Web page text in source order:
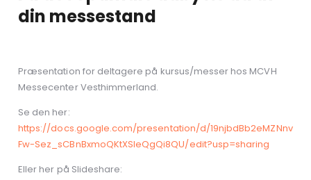
din messestand
Præsentation for deltagere på kursus/messer hos MCVH
Messecenter Vesthimmerland.
Se den her:
https://docs.google.com/presentation/d/19njbdBb2eMZNnv
Fw-Sez_sCBnBxmoQKtXSleQgQi8QU/edit?usp=sharing
Eller her på Slideshare: